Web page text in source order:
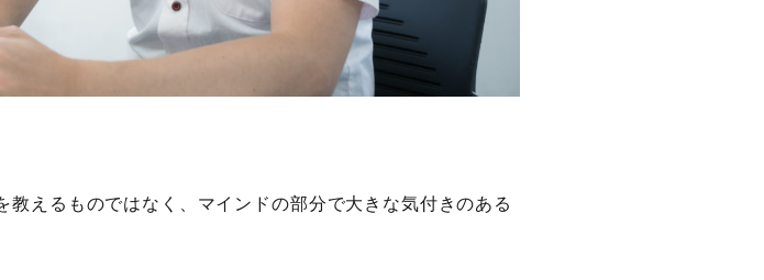
えるものではなく、マインドの部分で大きな気付きのある